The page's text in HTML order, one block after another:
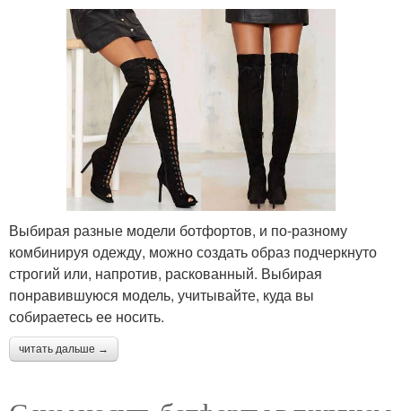
Выбирая разные модели ботфортов, и по-разному
комбинируя одежду, можно создать образ подчеркнуто
строгий или, напротив, раскованный. Выбирая
понравившуюся модель, учитывайте, куда вы
собираетесь ее носить.
читать дальше →